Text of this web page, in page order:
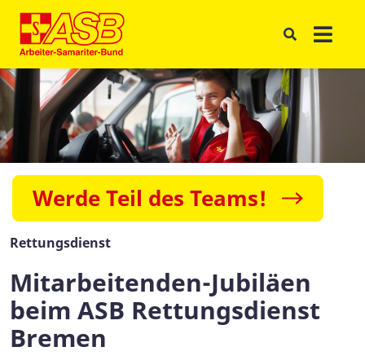
Werde Teil des Teams!
Rettungsdienst
Mitarbeitenden-Jubiläen
beim ASB Rettungsdienst
Bremen